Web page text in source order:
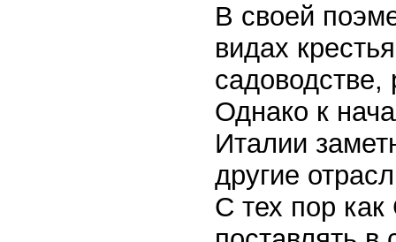
В своей
видах
садоводстве,
Однако к
Италии
другие
С тех пор